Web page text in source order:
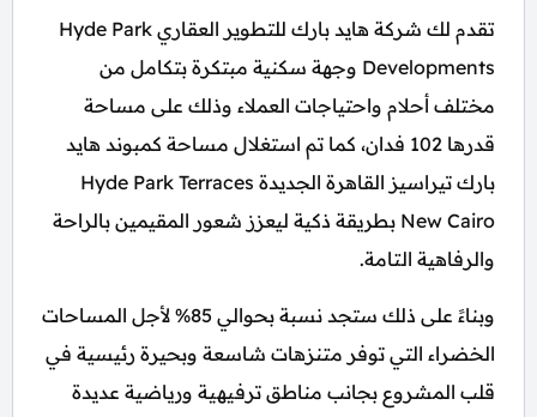
تقدم لك شركة هايد بارك للتطوير العقاري Hyde Park
Developments وجهة سكنية مبتكرة بتكامل من
مختلف أحلام واحتياجات العملاء وذلك على مساحة
قدرها 102 فدان، كما تم استغلال مساحة كمبوند هايد
بارك تيراسيز القاهرة الجديدة Hyde Park Terraces
New Cairo بطريقة ذكية ليعزز شعور المقيمين بالراحة
والرفاهية التامة.
وبناءً على ذلك ستجد نسبة بحوالي 85% لأجل المساحات
الخضراء التي توفر متنزهات شاسعة وبحيرة رئيسية في
قلب المشروع بجانب مناطق ترفيهية ورياضية عديدة